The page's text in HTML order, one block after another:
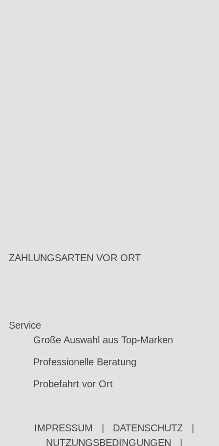
ZAHLUNGSARTEN VOR ORT
Service
Große Auswahl aus Top-Marken
Professionelle Beratung
Probefahrt vor Ort
IMPRESSUM DATENSCHUTZ
NUTZUNGSBEDINGUNGEN